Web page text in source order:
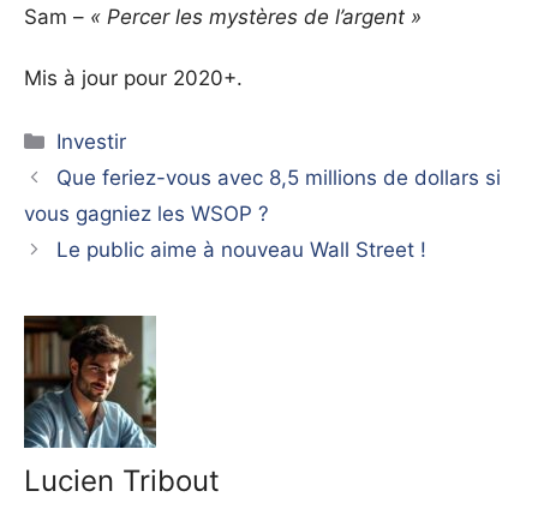
Sam – « Percer les mystères de l’argent »
Mis à jour pour 2020+.
Catégories
Investir
Que feriez-vous avec 8,5 millions de dollars si
vous gagniez les WSOP ?
Le public aime à nouveau Wall Street !
Lucien Tribout